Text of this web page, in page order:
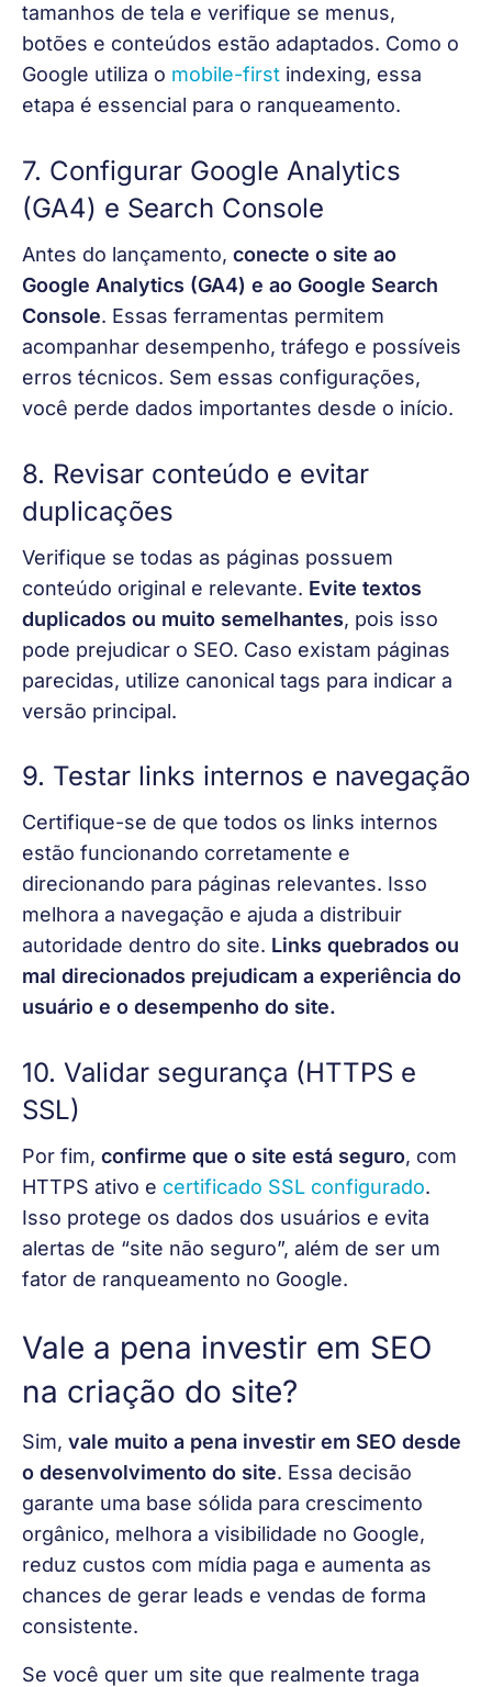
tamanhos de tela e verifique se menus,
botões e conteúdos estão adaptados. Como o
Google utiliza o mobile-first indexing, essa
etapa é essencial para o ranqueamento.
7. Configurar Google Analytics
(GA4) e Search Console
Antes do lançamento, conecte o site ao
Google Analytics (GA4) e ao Google Search
Console. Essas ferramentas permitem
acompanhar desempenho, tráfego e possíveis
erros técnicos. Sem essas configurações,
você perde dados importantes desde o início.
8. Revisar conteúdo e evitar
duplicações
Verifique se todas as páginas possuem
conteúdo original e relevante. Evite textos
duplicados ou muito semelhantes, pois isso
pode prejudicar o SEO. Caso existam páginas
parecidas, utilize canonical tags para indicar a
versão principal.
9. Testar links internos e navegação
Certifique-se de que todos os links internos
estão funcionando corretamente e
direcionando para páginas relevantes. Isso
melhora a navegação e ajuda a distribuir
autoridade dentro do site. Links quebrados ou
mal direcionados prejudicam a experiência do
usuário e o desempenho do site.
10. Validar segurança (HTTPS e
SSL)
Por fim, confirme que o site está seguro, com
HTTPS ativo e certificado SSL configurado.
Isso protege os dados dos usuários e evita
alertas de “site não seguro”, além de ser um
fator de ranqueamento no Google.
Vale a pena investir em SEO
na criação do site?
Sim, vale muito a pena investir em SEO desde
o desenvolvimento do site. Essa decisão
garante uma base sólida para crescimento
orgânico, melhora a visibilidade no Google,
reduz custos com mídia paga e aumenta as
chances de gerar leads e vendas de forma
consistente.
Se você quer um site que realmente traga